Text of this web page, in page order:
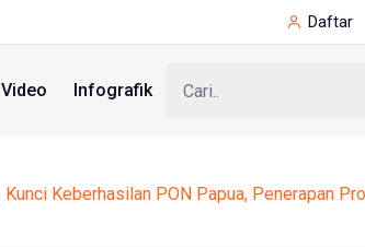
Daftar
Video Infografik
Kunci Keberhasilan PON Papua, Penerapan